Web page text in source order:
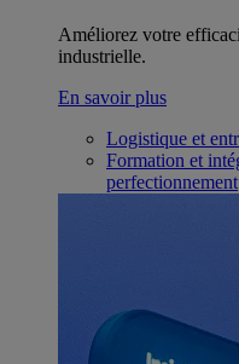
Améliorez votre
industrielle.
En savoir plus
Logistique et
Formation et
perfectionnement